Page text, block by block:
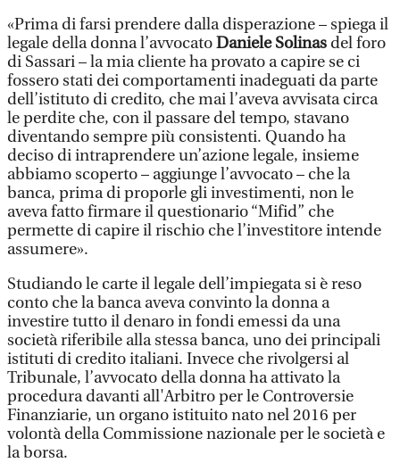
«Prima di farsi prendere dalla disperazione – spiega il
legale della donna l’avvocatoDaniele Solinas del foro
di Sassari – la mia cliente ha provato a capire se ci
fossero stati dei comportamenti inadeguati da parte
dell’istituto di credito, che mai l’aveva avvisata circa
le perdite che, con il passare del tempo, stavano
diventando sempre più consistenti. Quando ha
deciso di intraprendere un’azione legale, insieme
abbiamo scoperto – aggiunge l’avvocato – che la
banca, prima di proporle gli investimenti, non le
aveva fatto firmare il questionario “Mifid” che
permette di capire il rischio che l’investitore intende
assumere».
Studiando le carte il legale dell’impiegata si è reso
conto che la banca aveva convinto la donna a
investire tutto il denaro in fondi emessi da una
società riferibile alla stessa banca, uno dei principali
istituti di credito italiani. Invece che rivolgersi al
Tribunale, l’avvocato della donna ha attivato la
procedura davanti all'Arbitro per le Controversie
Finanziarie, un organo istituito nato nel 2016 per
volontà della Commissione nazionale per le società e
la borsa.